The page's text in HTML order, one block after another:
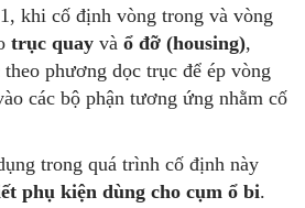
khi cố định vòng trong và vòng
trục quay và ổ đỡ (housing),
phương dọc trục để ép vòng
các bộ phận tương ứng nhằm cố
trong quá trình cố định này
phụ kiện dùng cho cụm ổ bi.